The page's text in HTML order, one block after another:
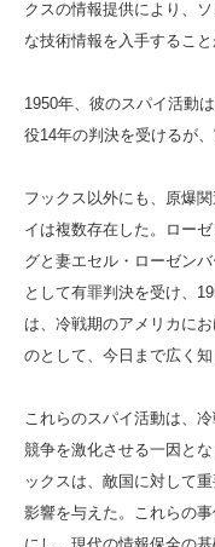
クスの情報提供により、
な技術情報を入手すること
1950年、彼のスパイ活動
役14年の判決を受けるが
フックス以外にも、原爆
イは複数存在した。ロー
グと妻エセル・ローゼン
として有罪判決を受け、
は、冷戦期のアメリカに
のとして、今日まで広く知
これらのスパイ活動は、
競争を激化させる一因と
ックスは、敵国に対して
影響を与えた。これらの